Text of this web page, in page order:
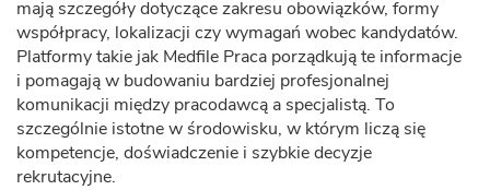
mają szczegóły dotyczące zakresu obowiązków, formy
współpracy, lokalizacji czy wymagań wobec kandydatów.
Platformy takie jak Medfile Praca porządkują te informacje
i pomagają w budowaniu bardziej profesjonalnej
komunikacji między pracodawcą a specjalistą. To
szczególnie istotne w środowisku, w którym liczą się
kompetencje, doświadczenie i szybkie decyzje
rekrutacyjne.